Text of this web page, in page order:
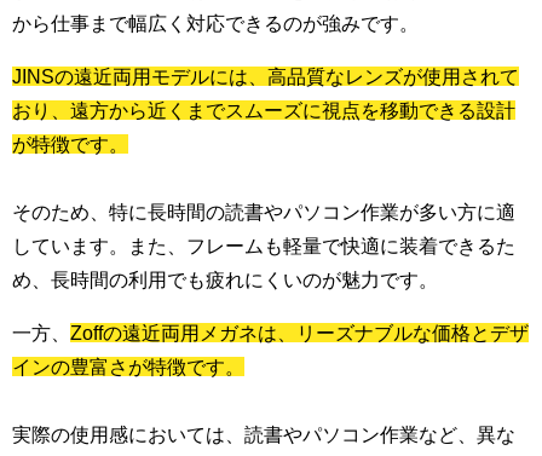
から仕事まで幅広く対応できるのが強みです。
JINSの遠近両用モデルには、高品質なレンズが使用されて
おり、遠方から近くまでスムーズに視点を移動できる設計
が特徴です。
そのため、特に長時間の読書やパソコン作業が多い方に適
しています。また、フレームも軽量で快適に装着できるた
め、長時間の利用でも疲れにくいのが魅力です。
一方、 Zoffの遠近両用メガネは、リーズナブルな価格とデザ
インの豊富さが特徴です。
実際の使用感においては、読書やパソコン作業など、異な